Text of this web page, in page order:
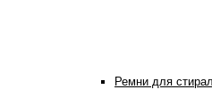
Ремни для